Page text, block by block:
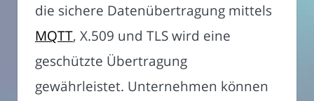
die sichere Datenübertragung mittels
MQTT, X.509 und TLS wird eine
geschützte Übertragung
gewährleistet. Unternehmen können